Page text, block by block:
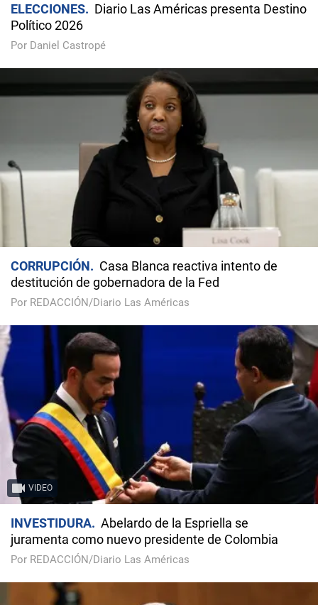
ELECCIONES
Diario Las Américas presenta Destino
Político 2026
Por Daniel Castropé
CORRUPCIÓN
Casa Blanca reactiva intento de
destitución de gobernadora de la Fed
Por REDACCIÓN/Diario Las Américas
VIDEO
INVESTIDURA
Abelardo de la Espriella se
juramenta como nuevo presidente de Colombia
Por REDACCIÓN/Diario Las Américas